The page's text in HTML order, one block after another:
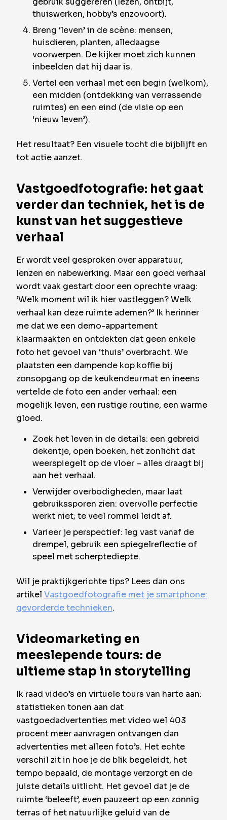
thuiswerken, hobby’s enzovoort).
Breng ‘leven’ in de scène: mensen,
huisdieren, planten, alledaagse
voorwerpen. De kijker moet zich kunnen
inbeelden dat hij daar is.
Vertel een verhaal met een begin (welkom),
een midden (ontdekking van verrassende
ruimtes) en een eind (de visie op een
‘nieuw leven’).
Het resultaat? Een visuele tocht die bijblijft en
tot actie aanzet.
Vastgoedfotografie: het gaat
verder dan techniek, het is de
kunst van het suggestieve
verhaal
Er wordt veel gesproken over apparatuur,
lenzen en nabewerking. Maar een goed verhaal
wordt vaak gestart door een oprechte vraag:
‘Welk moment wil ik hier vastleggen? Welk
verhaal kan deze ruimte ademen?’ Ik herinner
me dat we een demo-appartement
klaarmaakten en ontdekten dat geen enkele
foto het gevoel van ‘thuis’ overbracht. We
plaatsten een dampende kop koffie bij
zonsopgang op de keukendeurmat en ineens
vertelde de foto een ander verhaal: een
mogelijk leven, een rustige routine, een warme
gloed.
Zoek het leven in de details: een gebreid
dekentje, open boeken, het zonlicht dat
weerspiegelt op de vloer – alles draagt bij
aan het verhaal.
Verwijder overbodigheden, maar laat
gebruikssporen zien: overvolle perfectie
werkt niet; te veel rommel leidt af.
Varieer je perspectief: leg vast vanaf de
drempel, gebruik een spiegelreflectie of
speel met scherptediepte.
Wil je praktijkgerichte tips? Lees dan ons
artikel Vastgoedfotografie met je smartphone:
gevorderde technieken.
Videomarketing en
meeslepende tours: de
ultieme stap in storytelling
Ik raad video’s en virtuele tours van harte aan:
statistieken tonen aan dat
vastgoedadvertenties met video wel 403
procent meer aanvragen ontvangen dan
advertenties met alleen foto’s. Het echte
verschil zit in hoe je de blik begeleidt, het
tempo bepaald, de montage verzorgt en de
juiste details uitlicht. Het gevoel dat je de
ruimte ‘beleeft’, even pauzeert op een zonnig
terras of het natuurlijke geluid van de